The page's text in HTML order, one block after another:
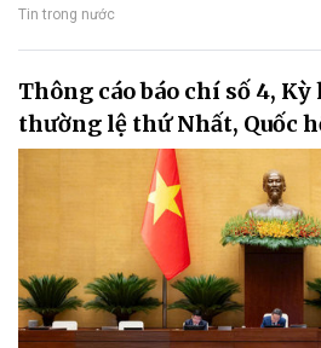
Tin trong nước
Thông cáo báo chí số 4,
thường lệ thứ Nhất, Quốc